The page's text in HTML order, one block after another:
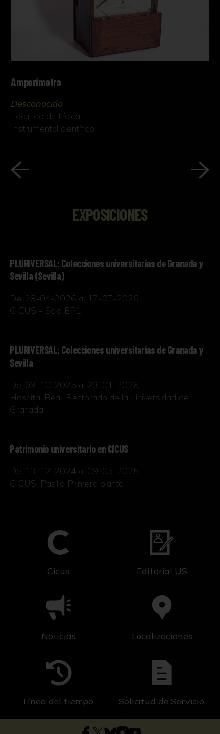
Amperímetro
Desconocido
Facultad de Física
Instrumental científico
EXPOSICIONES
PLURIVERSAL: Colecciones universitarias de Granada y
Sevilla (Sevilla)
Del 28-04-2026 al 17-07-2026
CICUS - Sala EP1
PLURIVERSAL: Colecciones universitarias de Granada y
Sevilla
Del 09-10-2025 al 23-01-2026
Hospital Real. Rectorado de la Universidad de
Granada
Patrimonio universitario en CICUS
Del 13-12-2024 al 09-05-2025
CICUS. Pasillo Primera planta
Cicus Editorial US
Noticias Localizaciones
Línea del tiempo Solicitud de Servicio